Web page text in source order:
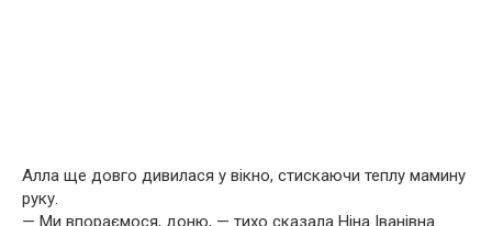
Алла ще довго дивилася у вікно, стискаючи теплу мамину
руку.
— Ми впораємося, доню, — тихо сказала Ніна Іванівна.